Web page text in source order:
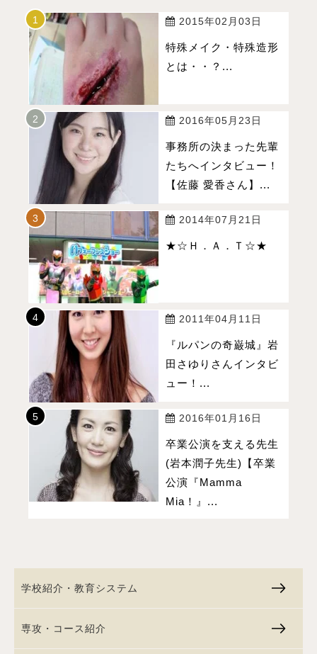
2015年02月03日
特殊メイク・特殊造形
とは・・？...
2016年05月23日
事務所の決まった先輩
たちへインタビュー！
【佐藤 愛香さん】...
2014年07月21日
★☆Ｈ．Ａ．Ｔ☆★
2011年04月11日
『ルパンの奇巌城』岩
田さゆりさんインタビ
ュー！...
2016年01月16日
卒業公演を支える先生
(岩本潤子先生)【卒業
公演『Mamma
Mia！』...
学校紹介・教育システム
専攻・コース紹介